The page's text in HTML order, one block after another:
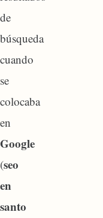
de
búsqueda
cuando
se
colocaba
en
Google
(seo
en
santo